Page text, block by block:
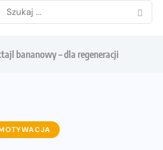
bananowy – dla regeneracji